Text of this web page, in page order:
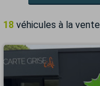
18 véhicules à la vente